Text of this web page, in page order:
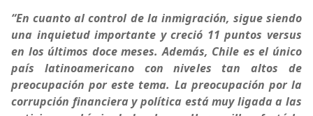
“En cuanto al control de la inmigración, sigue siendo
una inquietud importante y creció 11 puntos versus
en los últimos doce meses. Además, Chile es el único
país latinoamericano con niveles tan altos de
preocupación por este tema. La preocupación por la
corrupción financiera y política está muy ligada a las